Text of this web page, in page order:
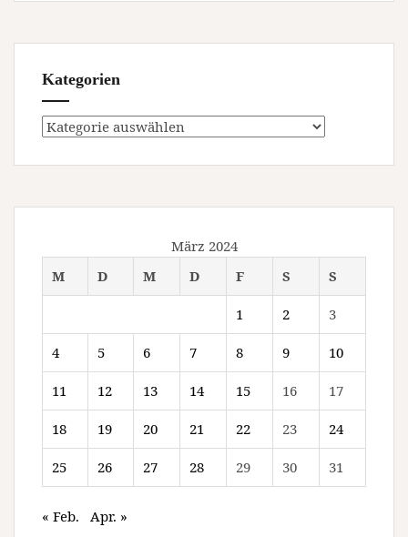
Kategorien
Kategorien
März 2024
M
D M D F S S
1 2 3
4 5 6 7 8 9 10
11 12 13 14 15 16 17
18 19 20 21 22 23 24
25 26 27 28 29 30 31
« Feb. Apr. »